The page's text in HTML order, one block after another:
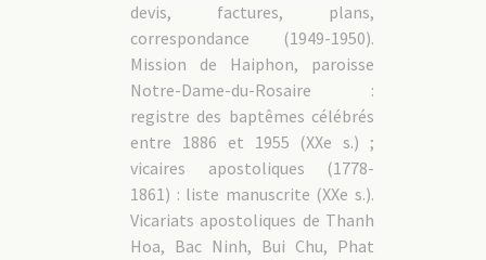
devis, factures, plans,
correspondance (1949-1950).
Mission de Haiphon, paroisse
Notre-Dame-du-Rosaire :
registre des baptêmes célébrés
entre 1886 et 1955 (XXe s.) ;
vicaires apostoliques (1778-
1861) : liste manuscrite (XXe s.).
Vicariats apostoliques de Thanh
Hoa, Bac Ninh, Bui Chu, Phat